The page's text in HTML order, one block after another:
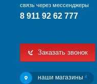
связь через мессенджеры
8 911 92 62 777
Заказать звонок
наши магазины 4